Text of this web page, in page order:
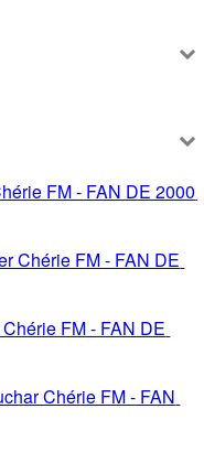
FM - FAN DE 2000
Chérie FM - FAN DE
FM - FAN DE
Chérie FM - FAN